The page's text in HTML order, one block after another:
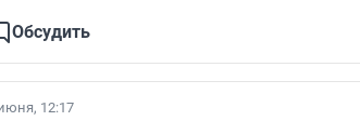
Обсудить
12:17